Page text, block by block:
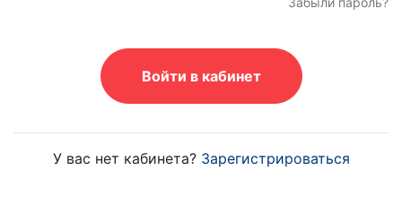
Войти в кабинет
У вас нет кабинета? Зарегистрироваться